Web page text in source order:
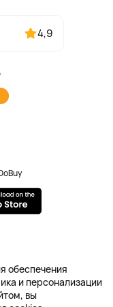
4,9
данных
обеспечения
и персонализации
вы